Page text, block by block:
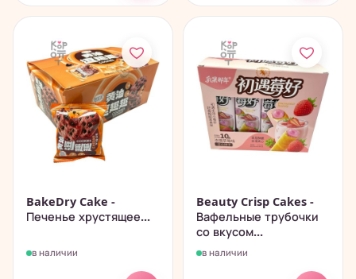
BakeDry Cake -
Печенье хрустящее...
в наличии
Beauty Crisp Cakes -
Вафельные трубочки
со вкусом...
в наличии